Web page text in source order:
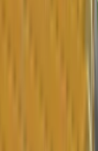
виповнилося 18